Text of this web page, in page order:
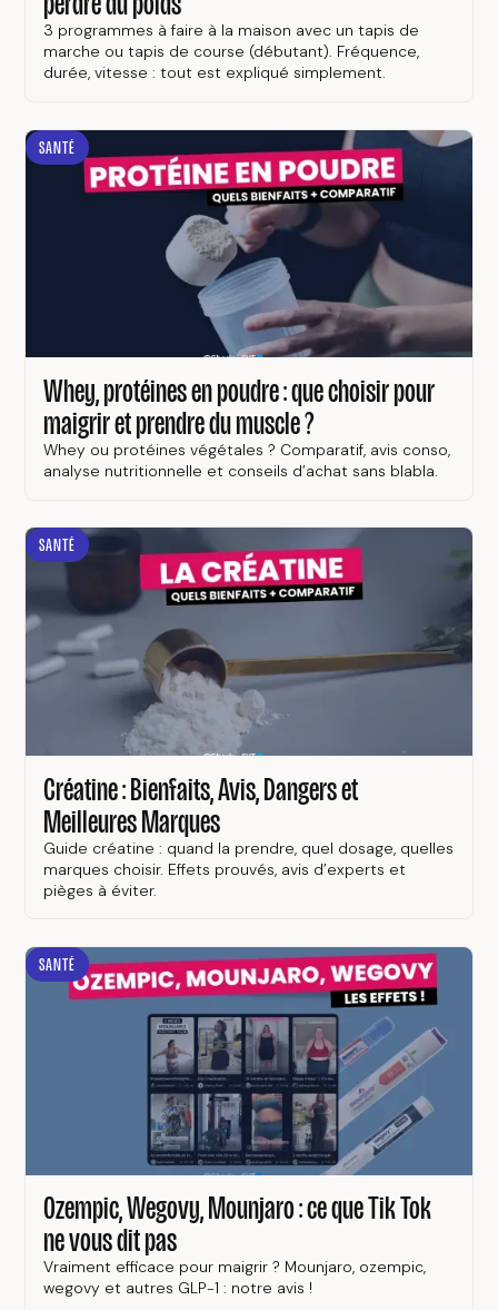
3 programmes à faire à la maison avec un tapis de
marche ou tapis de course (débutant). Fréquence,
durée, vitesse : tout est expliqué simplement.
SANTÉ
Whey, protéines en poudre : que choisir pour
maigrir et prendre du muscle ?
Whey ou protéines végétales ? Comparatif, avis conso,
analyse nutritionnelle et conseils d’achat sans blabla.
SANTÉ
Créatine : Bienfaits, Avis, Dangers et
Meilleures Marques
Guide créatine : quand la prendre, quel dosage, quelles
marques choisir. Effets prouvés, avis d’experts et
pièges à éviter.
SANTÉ
Ozempic, Wegovy, Mounjaro : ce que Tik Tok
ne vous dit pas
Vraiment efficace pour maigrir ? Mounjaro, ozempic,
wegovy et autres GLP-1 : notre avis !